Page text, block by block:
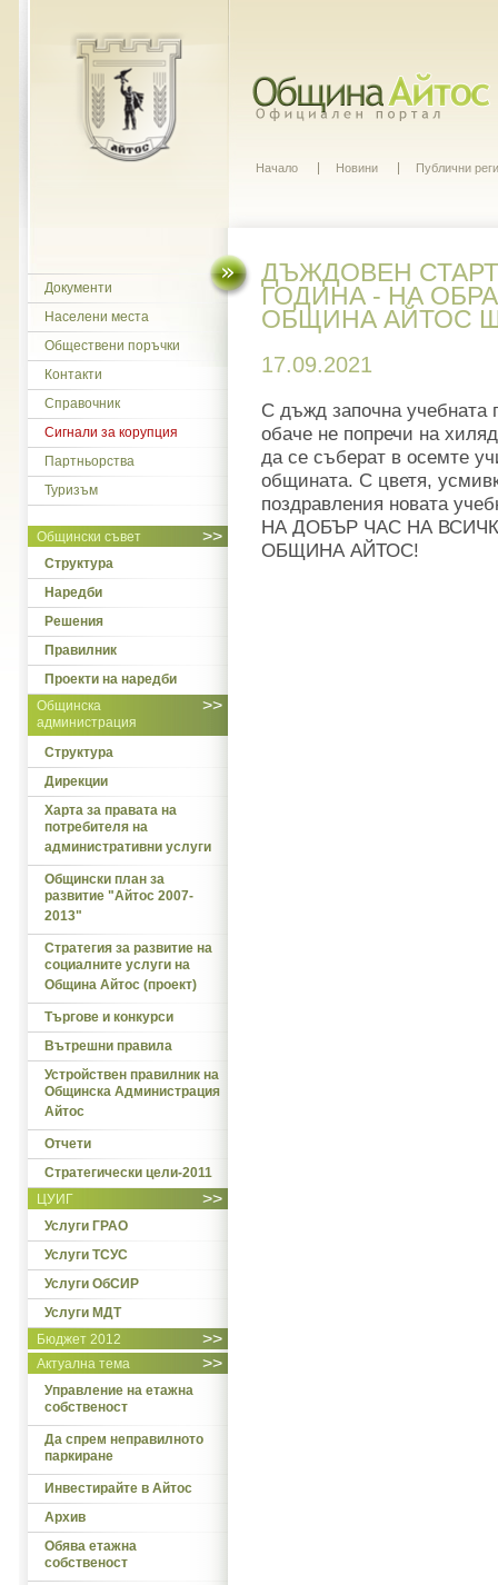
Документи
Населени места
Обществени поръчки
Контакти
Справочник
Сигнали за корупция
Партньорства
Туризъм
>>
Общински съвет
Структура
Наредби
Решения
Правилник
Проекти на наредби
>>
Общинска
администрация
Структура
Дирекции
Харта за правата на
потребителя на
административни услуги
Общински план за
развитие "Айтос 2007-
2013"
Стратегия за развитие на
социалните услуги на
Община Айтос (проект)
Търгове и конкурси
Вътрешни правила
Устройствен правилник на
Общинска Администрация
Айтос
Отчети
Стратегически цели-2011
>>
ЦУИГ
Услуги ГРАО
Услуги ТСУС
Услуги ОбСИР
Услуги МДТ
>>
Бюджет 2012
>>
Актуална тема
Управление на етажна
собственост
Да спрем неправилното
паркиране
Инвестирайте в Айтос
Архив
Обява етажна
собственост
Начало Новини Публични
ДЪЖДОВЕН
ГОДИНА - НА
ОБЩИНА АЙТОС
17.09.2021
С дъжд започна учебната
обаче не попречи на
да се съберат в осемте
общината. С цветя,
поздравления новата
НА ДОБЪР ЧАС НА
ОБЩИНА АЙТОС!